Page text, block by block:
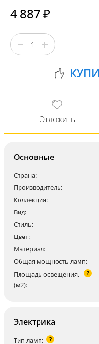
4 887 ₽
Основные
Страна:
Производитель:
Коллекция:
Вид:
Стиль:
Цвет:
Материал:
Общая мощность ламп:
Площадь освещения,
(м2):
?
Электрика
Тип ламп: ?